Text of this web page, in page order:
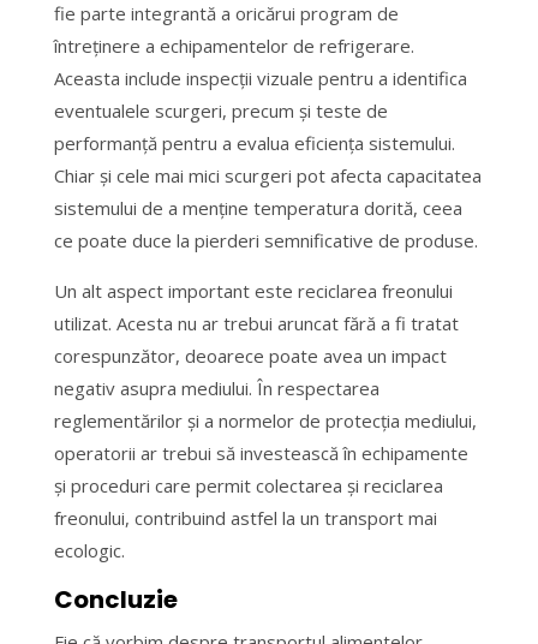
fie parte integrantă a oricărui program de
întreținere a echipamentelor de refrigerare.
Aceasta include inspecții vizuale pentru a identifica
eventualele scurgeri, precum și teste de
performanță pentru a evalua eficiența sistemului.
Chiar și cele mai mici scurgeri pot afecta capacitatea
sistemului de a menține temperatura dorită, ceea
ce poate duce la pierderi semnificative de produse.
Un alt aspect important este reciclarea freonului
utilizat. Acesta nu ar trebui aruncat fără a fi tratat
corespunzător, deoarece poate avea un impact
negativ asupra mediului. În respectarea
reglementărilor și a normelor de protecția mediului,
operatorii ar trebui să investească în echipamente
și proceduri care permit colectarea și reciclarea
freonului, contribuind astfel la un transport mai
ecologic.
Concluzie